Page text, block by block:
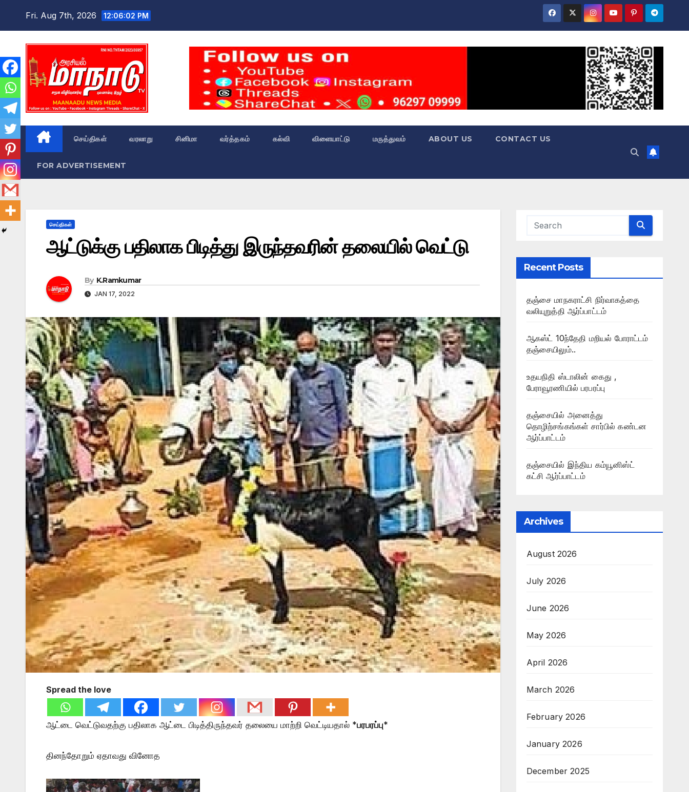
Fri. Aug 7th, 2026 12:06:03 PM
செய்திகள் வரலாறு சினிமா வர்த்தகம் கல்வி விளையாட்டு மருத்துவம் ABOUT US CONTACT US
FOR ADVERTISEMENT
செய்திகள்
ஆட்டுக்கு பதிலாக பிடித்து இருந்தவரின் தலையில் வெட்டு
By K.Ramkumar
JAN 17, 2022
Spread the love
ஆட்டை வெட்டுவதற்கு பதிலாக ஆட்டை பிடித்திருந்தவர் தலையை மாற்றி வெட்டியதால் *பரபரப்பு*
தினந்தோறும் ஏதாவது வினோத
Recent Posts
தஞ்சை மாநகராட்சி நிர்வாகத்தை
வலியுறுத்தி ஆர்ப்பாட்டம்
ஆகஸ்ட் 10ந்தேதி மறியல் போராட்டம்
தஞ்சையிலும்..
உதயநிதி ஸ்டாலின் கைது ,
பேராவூரணியில் பரபரப்பு
தஞ்சையில் அனைத்து
தொழிற்சங்கங்கள் சார்பில் கண்டன
ஆர்ப்பாட்டம்
தஞ்சையில் இந்திய கம்யூனிஸ்ட்
கட்சி ஆர்ப்பாட்டம்
Archives
August 2026
July 2026
June 2026
May 2026
April 2026
March 2026
February 2026
January 2026
December 2025